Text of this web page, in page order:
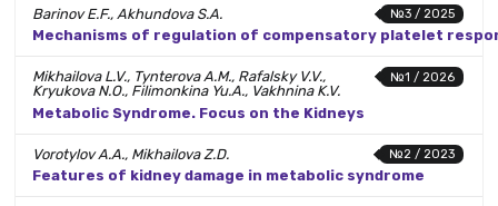
№3 / 2025
Barinov E.F., Akhundova S.A.
Mechanisms of regulation of compensatory platelet
№1 / 2026
Mikhailova L.V., Tynterova A.M., Rafalsky V.V.,
Kryukova N.O., Filimonkina Yu.A., Vakhnina K.V.
Metabolic Syndrome. Focus on the Kidneys
№2 / 2023
Vorotylov A.A., Mikhailova Z.D.
Features of kidney damage in metabolic syndrome